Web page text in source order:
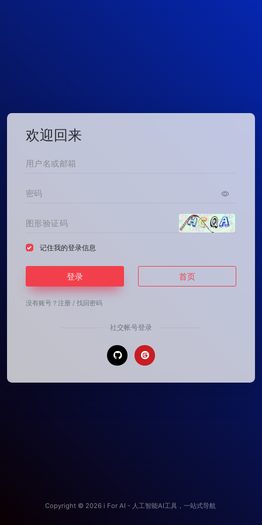
欢迎回来
记住我的登录信息
登录 首页
没有账号？ 注册 / 找回密码
社交帐号登录
Copyright © 2026 i For AI - 人工智能AI工具，一站式导航